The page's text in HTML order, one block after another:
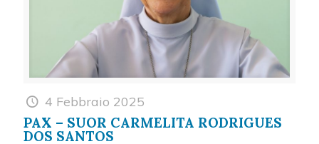
4 Febbraio 2025
PAX – SUOR CARMELITA RODRIGUES
DOS SANTOS